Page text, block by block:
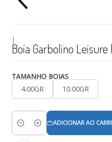
|
Boia Garbolino Leisure
TAMANHO BOIAS
4.00GR
10.00GR
Quantidade
ADICIONAR AO